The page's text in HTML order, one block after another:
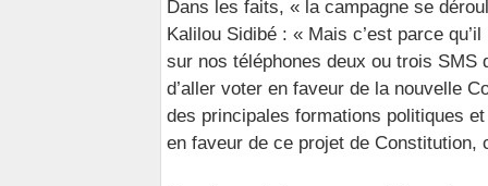
Dans les faits, « la campagne se
Kalilou Sidibé : « Mais c’est parce
sur nos téléphones deux ou trois SMS
d’aller voter en faveur de la nouvelle
des principales formations politiques
en faveur de ce projet de